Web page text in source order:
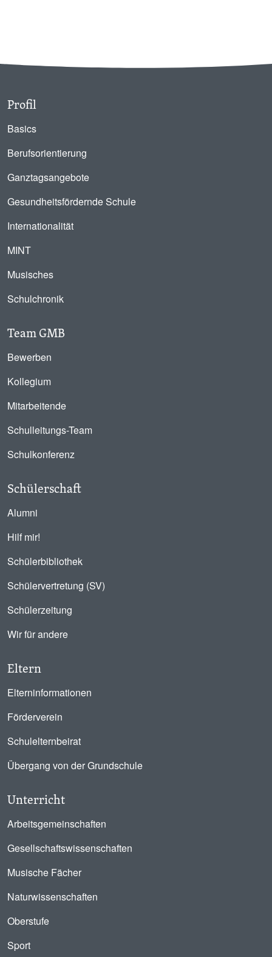
Profil
Basics
Berufsorientierung
Ganztagsangebote
Gesundheitsfördernde Schule
Internationalität
MINT
Musisches
Schulchronik
Team GMB
Bewerben
Kollegium
Mitarbeitende
Schulleitungs-Team
Schulkonferenz
Schülerschaft
Alumni
Hilf mir!
Schülerbibliothek
Schülervertretung (SV)
Schülerzeitung
Wir für andere
Eltern
Elterninformationen
Förderverein
Schulelternbeirat
Übergang von der Grundschule
Unterricht
Arbeitsgemeinschaften
Gesellschaftswissenschaften
Musische Fächer
Naturwissenschaften
Oberstufe
Sport